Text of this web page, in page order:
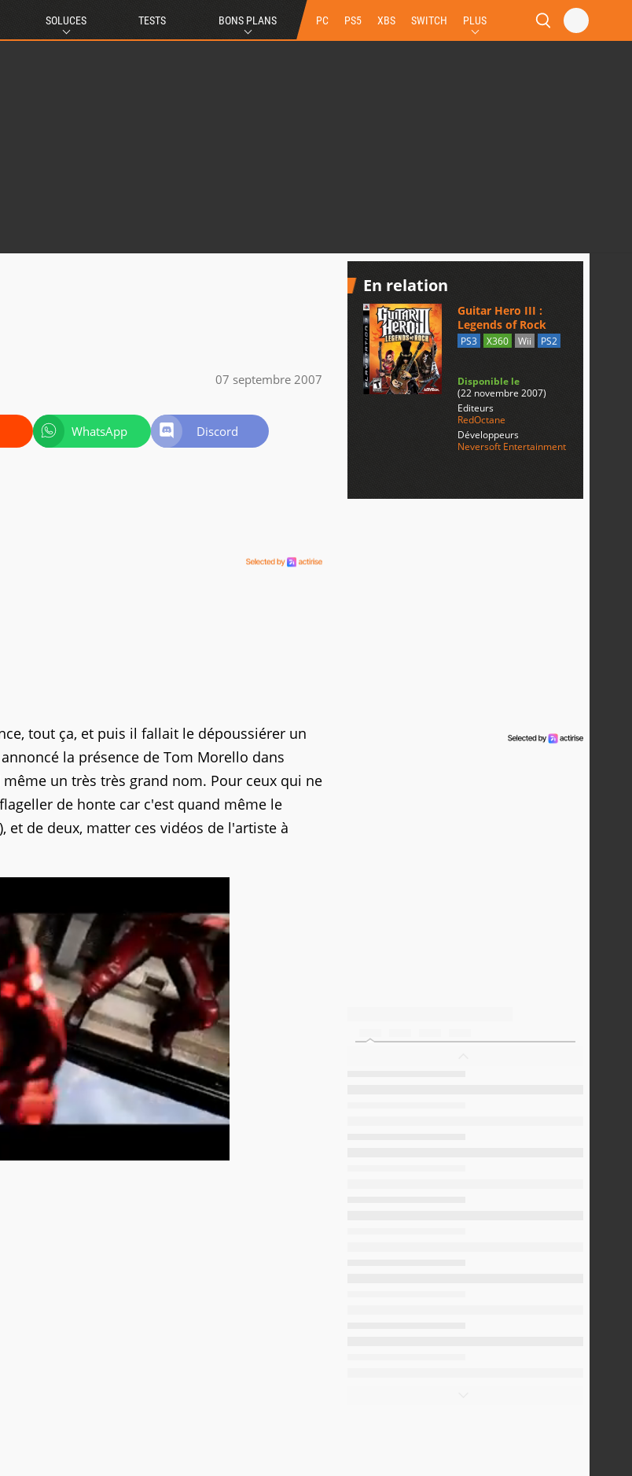
SOLUCES TESTS BONS PLANS PC PS5 XBS SWITCH PLUS
07 septembre 2007
WhatsApp Discord
tout ça, et puis il fallait le dépoussiérer un
la présence de Tom Morello dans
un très très grand nom. Pour ceux qui ne
de honte car c'est quand même le
), et de deux, matter ces vidéos de l'artiste à
En relation
Guitar Hero III :
Legends of Rock
PS3 X360 Wii PS2
Disponible le
(22 novembre 2007)
Editeurs
RedOctane
Développeurs
Neversoft Entertainment